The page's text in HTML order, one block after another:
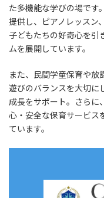
た多機能な学びの場です
提供し、ピアノレッスン
子どもたちの好奇心を引
ムを展開しています。
また、民間学童保育や放
遊びのバランスを大切に
成長をサポート。さらに
心・安全な保育サービス
ています。